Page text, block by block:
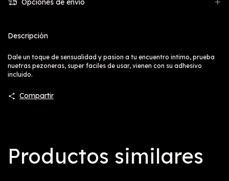
Opciones de envío
Descripción
Dale un toque de sensualidad y pasion a tu encuentro intimo, prueba
nuetras pezoneras, super faciles de usar, vienen con su adhesivo
incluido.
Compartir
Productos similares